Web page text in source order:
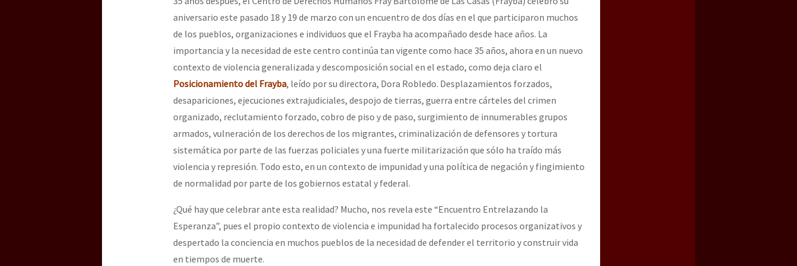
Dia 1: Encontro “Guerra contra a Humanidade”
[CDMX – 20 julio] Jornadas globales por la libertad de Jesús Plácido Galindo y el alto a la guerra contra el CIPOG-EZ
“Sonhando a Terra do Bem Virá” se publica no Estado Espanhol
[25 abr – CDMX] Tokín por el CNI: 30 años de Resistencia y Rebeldía
aniversario este pasado 18 y 19 de marzo con un encuentro de dos días en el que participaron muchos
de los pueblos, organizaciones e individuos que el Frayba ha acompañado desde hace años. La
importancia y la necesidad de este centro continúa tan vigente como hace 35 años, ahora en un nuevo
contexto de violencia generalizada y descomposición social en el estado, como deja claro el
Posicionamiento del Frayba, leído por su directora, Dora Robledo. Desplazamientos forzados,
desapariciones, ejecuciones extrajudiciales, despojo de tierras, guerra entre cárteles del crimen
organizado, reclutamiento forzado, cobro de piso y de paso, surgimiento de innumerables grupos
armados, vulneración de los derechos de los migrantes, criminalización de defensores y tortura
sistemática por parte de las fuerzas policiales y una fuerte militarización que sólo ha traído más
violencia y represión. Todo esto, en un contexto de impunidad y una política de negación y fingimiento
de normalidad por parte de los gobiernos estatal y federal.
¿Qué hay que celebrar ante esta realidad? Mucho, nos revela este “Encuentro Entrelazando la
Esperanza”, pues el propio contexto de violencia e impunidad ha fortalecido procesos organizativos y
despertado la conciencia en muchos pueblos de la necesidad de defender el territorio y construir vida
en tiempos de muerte.